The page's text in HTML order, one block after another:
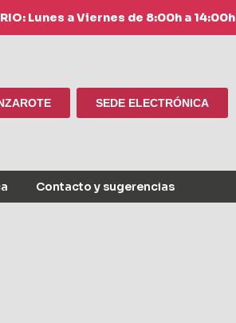
Lunes a Viernes de 8:00h a 14:00h
SEDE ELECTRÓNICA
Contacto y sugerencias